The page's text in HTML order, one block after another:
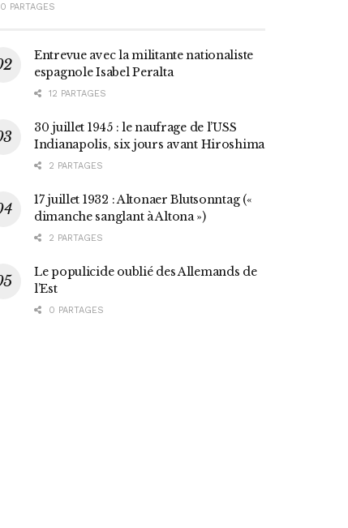
0 PARTAGES
Entrevue avec la militante nationaliste
espagnole Isabel Peralta
12 PARTAGES
30 juillet 1945 : le naufrage de l’USS
Indianapolis, six jours avant Hiroshima
2 PARTAGES
17 juillet 1932 : Altonaer Blutsonntag («
dimanche sanglant à Altona »)
2 PARTAGES
Le populicide oublié des Allemands de
l’Est
0 PARTAGES